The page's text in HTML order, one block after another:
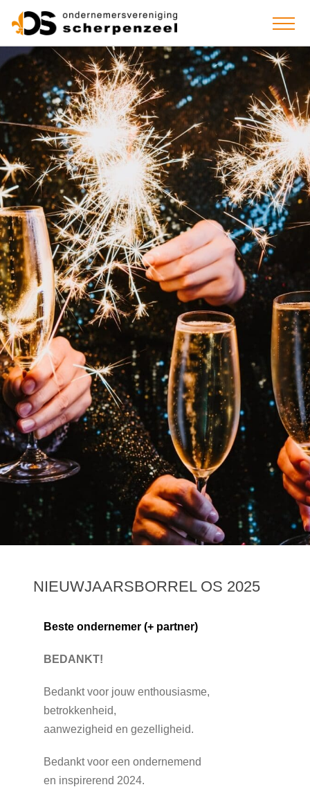
NIEUWJAARSBORREL OS 2025
Beste ondernemer (+ partner)
BEDANKT!
Bedankt voor jouw enthousiasme,
betrokkenheid,
aanwezigheid en gezelligheid.
Bedankt voor een ondernemend
en inspirerend 2024.